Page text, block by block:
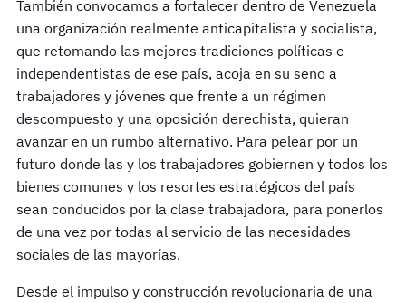
También convocamos a fortalecer dentro de Venezuela
una organización realmente anticapitalista y socialista,
que retomando las mejores tradiciones políticas e
independentistas de ese país, acoja en su seno a
trabajadores y jóvenes que frente a un régimen
descompuesto y una oposición derechista, quieran
avanzar en un rumbo alternativo. Para pelear por un
futuro donde las y los trabajadores gobiernen y todos los
bienes comunes y los resortes estratégicos del país
sean conducidos por la clase trabajadora, para ponerlos
de una vez por todas al servicio de las necesidades
sociales de las mayorías.
Desde el impulso y construcción revolucionaria de una